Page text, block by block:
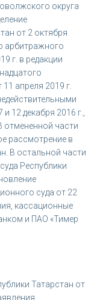
округа
от 2 октября
арбитражного
г. в редакции
апреля 2019 г.
12 декабря 2016 г.,
отмененной части
рассмотрение в
В остальной части
Республики
суда от 22
кассационные
и ПАО «Тимер
Татарстан от